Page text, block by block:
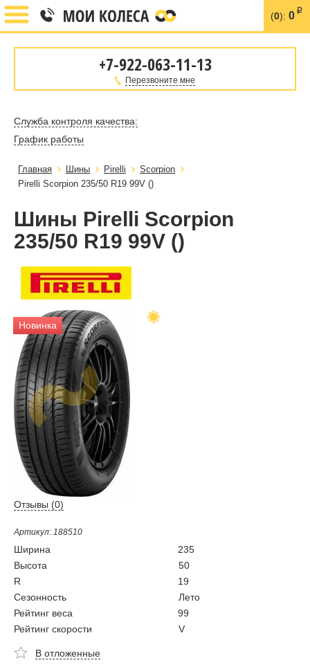
(0): 0 i
+7-922-063-11-13
Перезвоните мне
Служба контроля качества:
График работы
Главная Шины Pirelli
Scorpion
Pirelli Scorpion 235/50 R19 99V ()
Шины Pirelli Scorpion
235/50 R19 99V ()
Новинка
Отзывы (0)
Артикул: 188510
Ширина
235
Высота
50
R
19
Сезонность
Лето
Рейтинг веса
99
Рейтинг скорости
V
В отложенные